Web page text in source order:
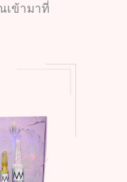
เข้ามาที่